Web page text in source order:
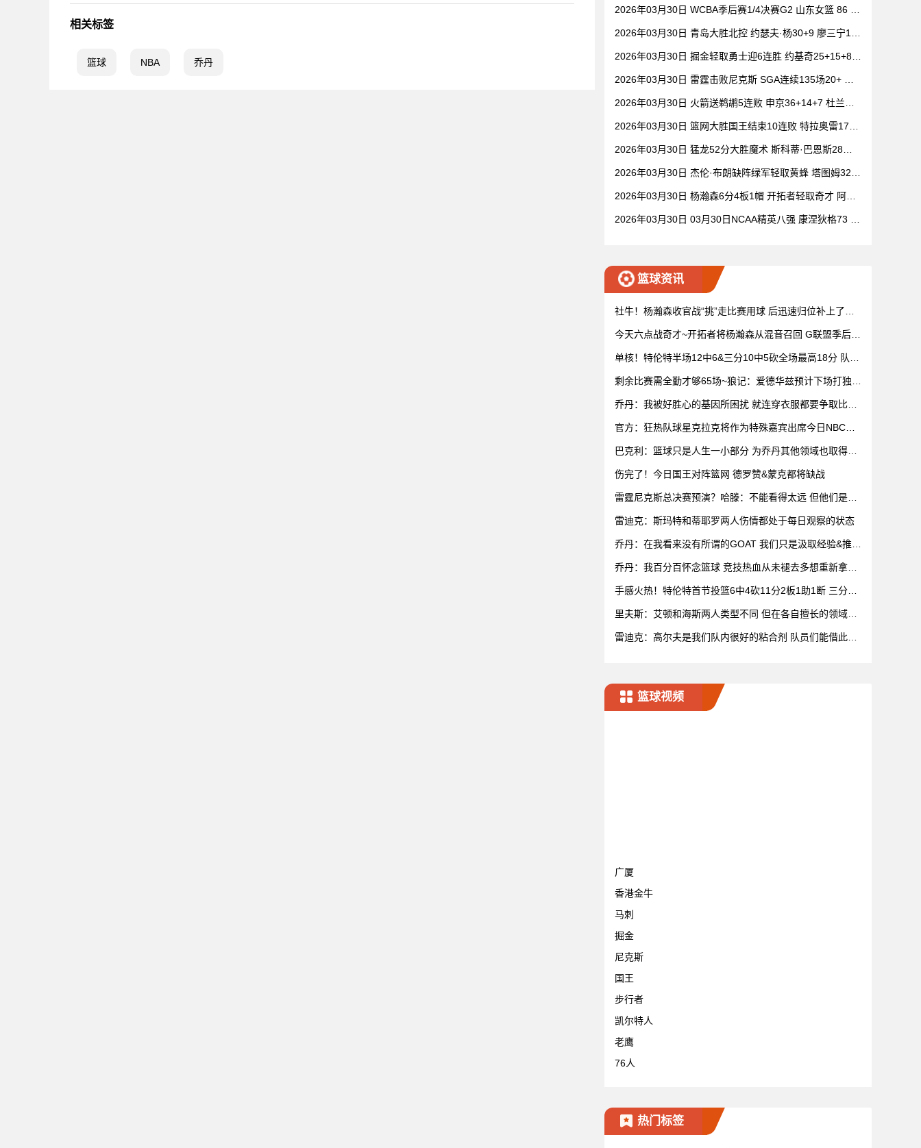
相关标签
篮球 NBA 乔丹
2026年03月30日 WCBA季后赛1/4决赛G2 山东女篮 86 -
2026年03月30日 青岛大胜北控 约瑟夫·杨30+9 廖三宁15
2026年03月30日 掘金轻取勇士迎6连胜 约基奇25+15+8
2026年03月30日 雷霆击败尼克斯 SGA连续135场20+ 布
2026年03月30日 火箭送鹈鹕5连败 申京36+14+7 杜兰特2
2026年03月30日 篮网大胜国王结束10连败 特拉奥雷17+6
2026年03月30日 猛龙52分大胜魔术 斯科蒂·巴恩斯28分
2026年03月30日 杰伦·布朗缺阵绿军轻取黄蜂 塔图姆32+
2026年03月30日 杨瀚森6分4板1帽 开拓者轻取奇才 阿夫
2026年03月30日 03月30日NCAA精英八强 康涅狄格73 -
篮球资讯
社牛！杨瀚森收官战“挑”走比赛用球 后迅速归位补上了赛
今天六点战奇才~开拓者将杨瀚森从混音召回 G联盟季后赛
单核！特伦特半场12中6&三分10中5砍全场最高18分 队友
剩余比赛需全勤才够65场~狼记：爱德华兹预计下场打独行
乔丹：我被好胜心的基因所困扰 就连穿衣服都要争取比妻
官方：狂热队球星克拉克将作为特殊嘉宾出席今日NBC赛
巴克利：篮球只是人生一小部分 为乔丹其他领域也取得成
伤完了！今日国王对阵篮网 德罗赞&蒙克都将缺战
雷霆尼克斯总决赛预演？哈滕：不能看得太远 但他们是支
雷迪克：斯玛特和蒂耶罗两人伤情都处于每日观察的状态
乔丹：在我看来没有所谓的GOAT 我们只是汲取经验&推动
乔丹：我百分百怀念篮球 竞技热血从未褪去多想重新拿球
手感火热！特伦特首节投篮6中4砍11分2板1助1断 三分5
里夫斯：艾顿和海斯两人类型不同 但在各自擅长的领域都
雷迪克：高尔夫是我们队内很好的粘合剂 队员们能借此尽
篮球视频
广厦
香港金牛
马刺
掘金
尼克斯
国王
步行者
凯尔特人
老鹰
76人
热门标签